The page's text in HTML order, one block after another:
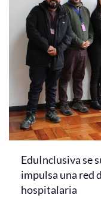
EduInclusiva se
impulsa una red
hospitalaria